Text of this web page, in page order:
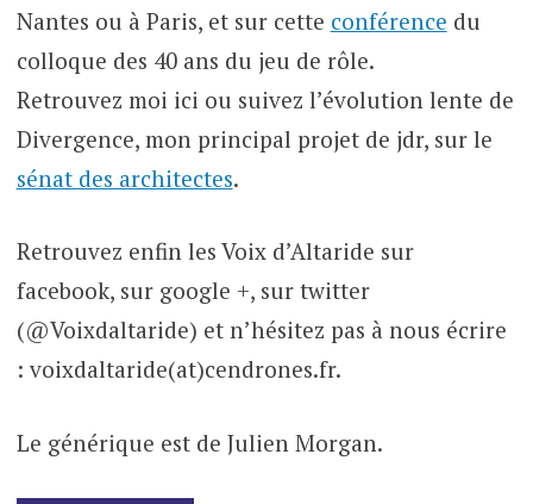
Nantes ou à Paris, et sur cette conférence du
colloque des 40 ans du jeu de rôle.
Retrouvez moi ici ou suivez l’évolution lente de
Divergence, mon principal projet de jdr, sur le
sénat des architectes.
Retrouvez enfin les Voix d’Altaride sur
facebook, sur google +, sur twitter
(@Voixdaltaride) et n’hésitez pas à nous écrire
: voixdaltaride(at)cendrones.fr.
Le générique est de Julien Morgan.